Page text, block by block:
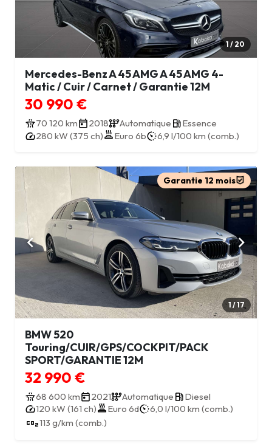
1 / 20
Mercedes-Benz A 45 AMG A 45 AMG 4-
Matic / Cuir / Carnet / Garantie 12M
30 990 €
70 120 km 2018 Automatique
Essence
280 kW (375 ch)
Euro 6b 6,9 l/100 km (comb.)
Garantie 12 mois
1 / 17
BMW 520
Touring/CUIR/GPS/COCKPIT/PACK
SPORT/GARANTIE 12M
32 990 €
68 600 km 2021 Automatique
Diesel
120 kW (161 ch)
Euro 6d
6,0 l/100 km (comb.)
113 g/km (comb.)